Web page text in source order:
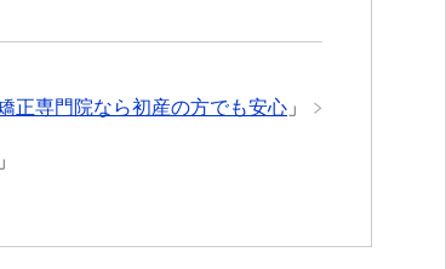
正専門院なら初産の方でも安心 」
」